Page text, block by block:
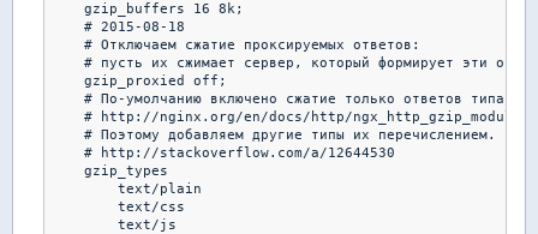
    gzip_buffers 16 8k;
    # 2015-08-18
    # Отключаем сжатие проксируемых ответов:
# пусть их сжимает сервер, который формирует эти
    gzip_proxied off;
# По-умолчанию включено сжатие только ответов типа
# http://nginx.org/en/docs/http/
    # Поэтому добавляем другие типы их перечислением.
    # http://stackoverflow.com/a/12644530
    gzip_types
        text/plain
        text/css
        text/js